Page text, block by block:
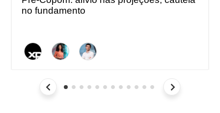
no fundamento